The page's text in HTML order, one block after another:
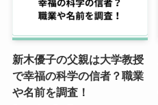
新木優子の父親は大学教授
で幸福の科学の信者？職業
や名前を調査！